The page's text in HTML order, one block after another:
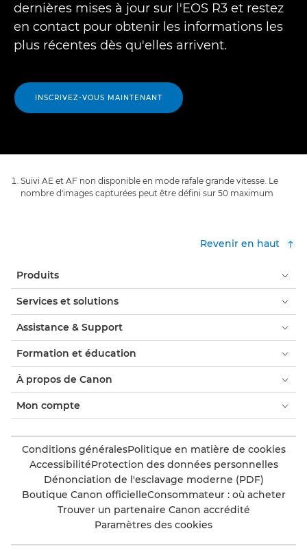
dernières mises à jour sur l'EOS R3 et restez
en contact pour obtenir les informations les
plus récentes dès qu'elles arrivent.
INSCRIVEZ-VOUS MAINTENANT
Suivi AE et AF non disponible en mode rafale grande vitesse. Le
nombre d'images capturées peut être défini sur 50 maximum
Revenir en haut
Produits
Services et solutions
Assistance & Support
Formation et éducation
À propos de Canon
Mon compte
Conditions généralesPolitique en matière de cookies
AccessibilitéProtection des données personnelles
Dénonciation de l'esclavage moderne (PDF)
Boutique Canon officielleConsommateur : où acheter
Trouver un partenaire Canon accrédité
Paramètres des cookies